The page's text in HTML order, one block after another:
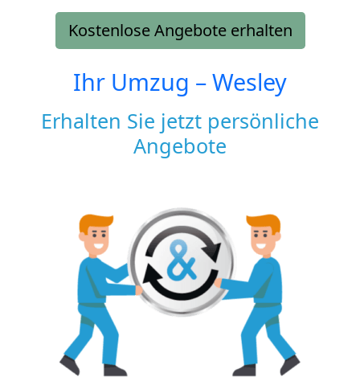
Kostenlose Angebote erhalten
Ihr Umzug –Wesley
Erhalten Sie jetzt persönliche
Angebote